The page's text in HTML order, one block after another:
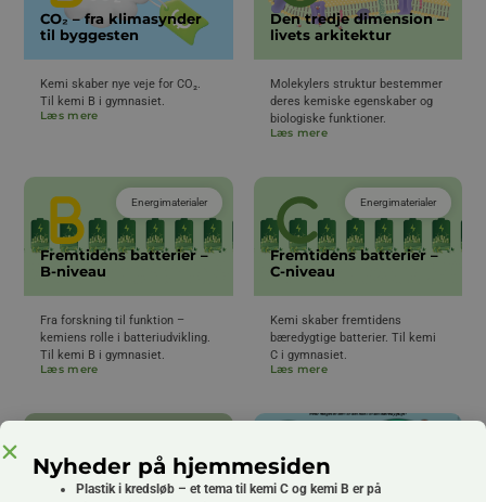
CO₂ – fra klimasynder
til byggesten
Kemi skaber nye veje for CO₂.
Til kemi B i gymnasiet.
Læs mere
Den tredje dimension –
livets arkitektur
Molekylers struktur bestemmer
deres kemiske egenskaber og
biologiske funktioner.
Læs mere
Energimaterialer
Fremtidens batterier –
B-niveau
Fra forskning til funktion –
kemiens rolle i batteriudvikling.
Til kemi B i gymnasiet.
Læs mere
Energimaterialer
Fremtidens batterier –
C-niveau
Kemi skaber fremtidens
bæredygtige batterier. Til kemi
C i gymnasiet.
Læs mere
Grøn kemi
Grundstoffer og
Nyheder på hjemmesiden
Plastik i kredsløb – et tema til kemi C og kemi B er på